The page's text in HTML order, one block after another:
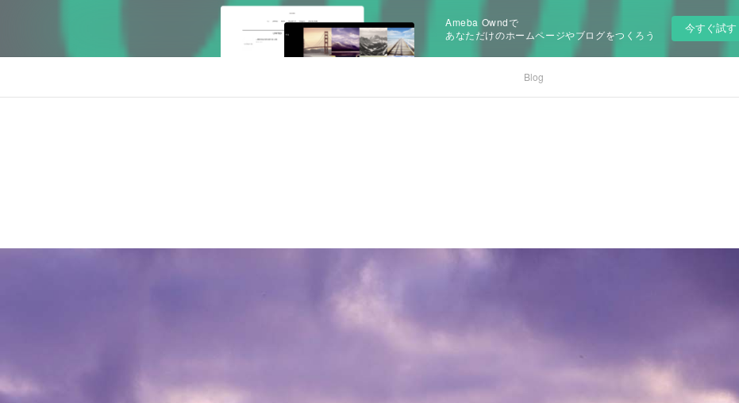
Ameba Owndで
あなただけのホームページやブログをつくろう
今すぐ試す
Blog